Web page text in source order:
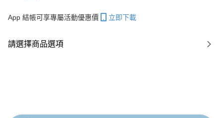
App 結帳可享專屬活動優惠價 立即下載
請選擇商品選項